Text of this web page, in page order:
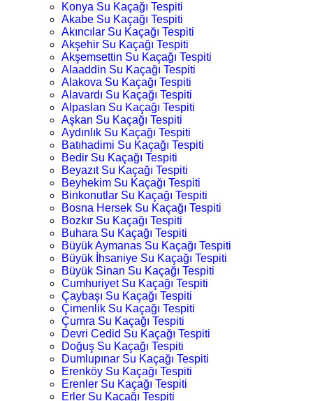
Konya Su Kaçağı Tespiti
Akabe Su Kaçağı Tespiti
Akıncılar Su Kaçağı Tespiti
Akşehir Su Kaçağı Tespiti
Akşemsettin Su Kaçağı Tespiti
Alaaddin Su Kaçağı Tespiti
Alakova Su Kaçağı Tespiti
Alavardı Su Kaçağı Tespiti
Alpaslan Su Kaçağı Tespiti
Aşkan Su Kaçağı Tespiti
Aydınlık Su Kaçağı Tespiti
Batıhadimi Su Kaçağı Tespiti
Bedir Su Kaçağı Tespiti
Beyazıt Su Kaçağı Tespiti
Beyhekim Su Kaçağı Tespiti
Binkonutlar Su Kaçağı Tespiti
Bosna Hersek Su Kaçağı Tespiti
Bozkır Su Kaçağı Tespiti
Buhara Su Kaçağı Tespiti
Büyük Aymanas Su Kaçağı Tespiti
Büyük İhsaniye Su Kaçağı Tespiti
Büyük Sinan Su Kaçağı Tespiti
Cumhuriyet Su Kaçağı Tespiti
Çaybaşı Su Kaçağı Tespiti
Çimenlik Su Kaçağı Tespiti
Çumra Su Kaçağı Tespiti
Devri Cedid Su Kaçağı Tespiti
Doğuş Su Kaçağı Tespiti
Dumlupınar Su Kaçağı Tespiti
Erenköy Su Kaçağı Tespiti
Erenler Su Kaçağı Tespiti
Erler Su Kaçağı Tespiti